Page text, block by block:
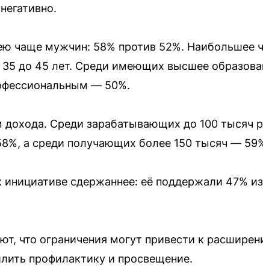
чаще мужчин: 58% против 52%. Наибольшее
35 до 45 лет. Среди имеющих высшее
— 50%.
Среди зарабатывающих до 100 тысяч
а среди получающих более 150 тысяч —
сдержаннее: её поддержали 47%
что ограничения могут привести к
профилактику и просвещение.